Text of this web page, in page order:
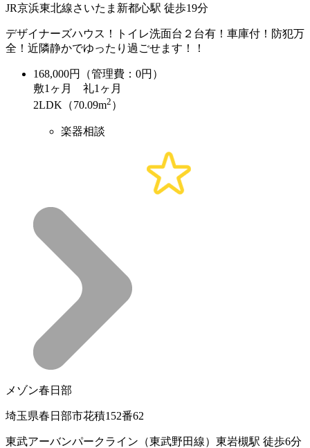
JR京浜東北線さいたま新都心駅 徒歩19分
デザイナーズハウス！トイレ洗面台２台有！車庫付！防犯万
全！近隣静かでゆったり過ごせます！！
168,000円（管理費：0円）
敷1ヶ月 礼1ヶ月
2LDK（70.09m2 ）
楽器相談
メゾン春日部
埼玉県春日部市花積152番62
東武アーバンパークライン（東武野田線）東岩槻駅 徒歩6分